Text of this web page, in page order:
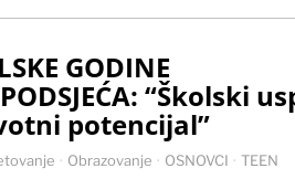
GODINE
“Školski
potencijal”
· Obrazovanje · OSNOVCI · TEEN